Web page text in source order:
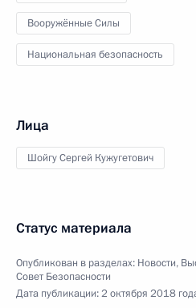
Вооружённые Силы
Национальная безопасность
Лица
Шойгу Сергей Кужугетович
Статус материала
Опубликован в разделах: Новости,
Совет Безопасности
Дата публикации:2 октября 2018